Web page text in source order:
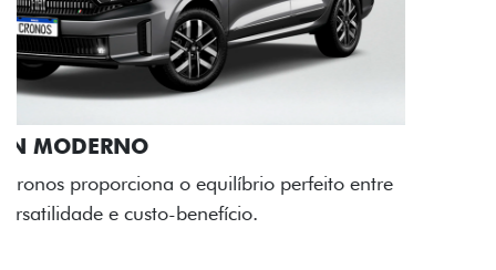
RODAS DE LIGA-LEVE
As rodas de liga leve com desenho dinâmico e
acabamento diamantado elevam o estilo do Fiat